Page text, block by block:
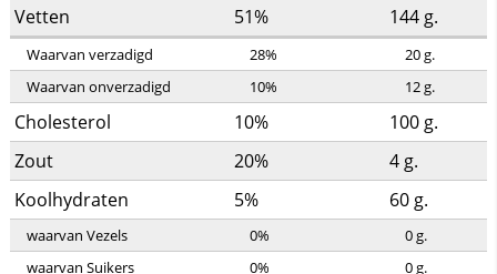
Vetten 51% 144g.
Waarvan verzadigd 28% 20g.
Waarvan onverzadigd
10% 12g.
Cholesterol 10% 100g.
Zout
20% 4g.
Koolhydraten
5% 60g.
waarvan Vezels 0% 0g.
waarvan Suikers
0% 0g.